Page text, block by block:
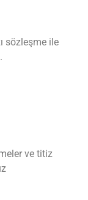
sözleşme ile
ve titiz